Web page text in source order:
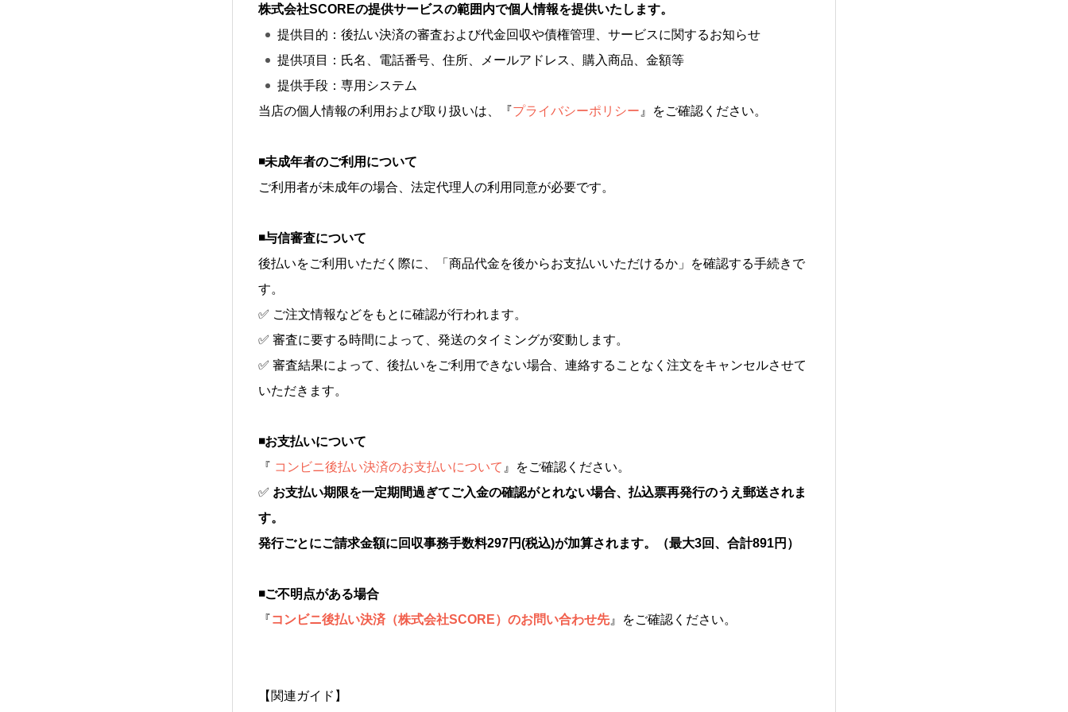
株式会社SCOREの提供サービスの範囲内で個人情報を提供いたします。
提供目的：後払い決済の審査および代金回収や債権管理、サービスに関するお知らせ
提供項目：氏名、電話番号、住所、メールアドレス、購入商品、金額等
提供手段：専用システム
当店の個人情報の利用および取り扱いは、『プライバシーポリシー 』をご確認ください。
◾️未成年者のご利用について
ご利用者が未成年の場合、法定代理人の利用同意が必要です。
◾️与信審査について
後払いをご利用いただく際に、「商品代金を後からお支払いいただけるか」を確認する手続きで
す。
✅ ご注文情報などをもとに確認が行われます。
✅ 審査に要する時間によって、発送のタイミングが変動します。
✅ 審査結果によって、後払いをご利用できない場合、連絡することなく注文をキャンセルさせて
いただきます。
◾️お支払いについて
『 コンビニ後払い決済のお支払いについて 』をご確認ください。
✅ お支払い期限を一定期間過ぎてご入金の確認がとれない場合、払込票再発行のうえ郵送されま
す。
発行ごとにご請求金額に回収事務手数料297円(税込)が加算されます。（最大3回、合計891円）
◾️ご不明点がある場合
『コンビニ後払い決済（株式会社SCORE）のお問い合わせ先』をご確認ください。
【関連ガイド】